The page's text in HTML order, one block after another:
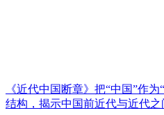
《近代中国断章》把“中国”作
结构，揭示中国前近代与近代之